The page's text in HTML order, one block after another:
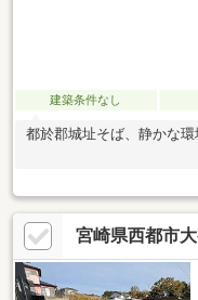
建築条件なし
都於郡城址そば、静かな
宮崎県西都市